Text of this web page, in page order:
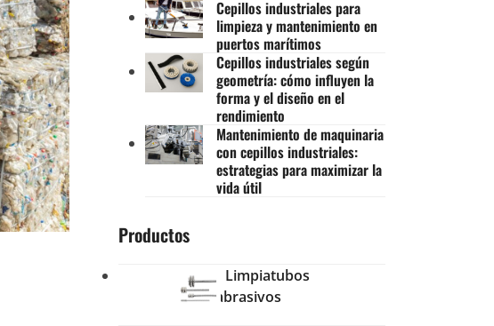
Cepillos industriales para
limpieza y mantenimiento en
puertos marítimos
Cepillos industriales según
geometría: cómo influyen la
forma y el diseño en el
rendimiento
Mantenimiento de maquinaria
con cepillos industriales:
estrategias para maximizar la
vida útil
Productos
Cepillo Limpiatubos
Microabrasivos